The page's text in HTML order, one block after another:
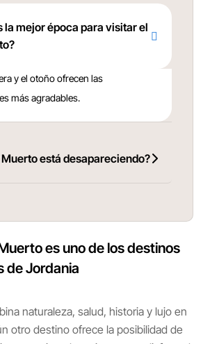
la mejor época para visitar el
y el otoño ofrecen las
más agradables.
Muerto está desapareciendo?
es uno de los destinos
de Jordania
naturaleza, salud, historia y lujo en
otro destino ofrece la posibilidad de